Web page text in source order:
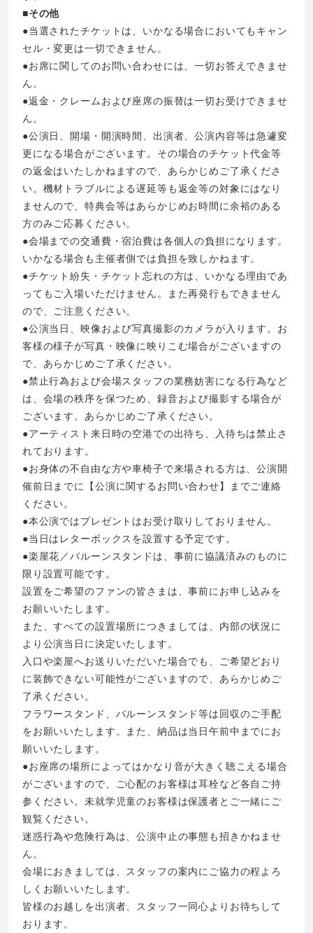
■その他
●当選されたチケットは、いかなる場合においてもキャン
セル・変更は一切できません。
●お席に関してのお問い合わせには、一切お答えできませ
ん。
●返金・クレームおよび座席の振替は一切お受けできませ
ん。
●公演日、開場・開演時間、出演者、公演内容等は急遽変
更になる場合がございます。その場合のチケット代金等
の返金はいたしかねますので、あらかじめご了承くださ
い。機材トラブルによる遅延等も返金等の対象にはなり
ませんので、特典会等はあらかじめお時間に余裕のある
方のみご応募ください。
●会場までの交通費・宿泊費は各個人の負担になります。
いかなる場合も主催者側では負担を致しかねます。
●チケット紛失・チケット忘れの方は、いかなる理由であ
ってもご入場いただけません。また再発行もできません
ので、ご注意ください。
●公演当日、映像および写真撮影のカメラが入ります。お
客様の様子が写真・映像に映りこむ場合がございますの
で、あらかじめご了承ください。
●禁止行為および会場スタッフの業務妨害になる行為など
は、会場の秩序を保つため、録音および撮影する場合が
ございます。あらかじめご了承ください。
●アーティスト来日時の空港での出待ち、入待ちは禁止さ
れております。
●お身体の不自由な方や車椅子で来場される方は、公演開
催前日までに【公演に関するお問い合わせ】までご連絡
ください。
●本公演ではプレゼントはお受け取りしておりません。
●当日はレターボックスを設置する予定です。
●楽屋花／バルーンスタンドは、事前に協議済みのものに
限り設置可能です。
設置をご希望のファンの皆さまは、事前にお申し込みを
お願いいたします。
また、すべての設置場所につきましては、内部の状況に
より公演当日に決定いたします。
入口や楽屋へお送りいただいた場合でも、ご希望どおり
に装飾できない可能性がございますので、あらかじめご
了承ください。
フラワースタンド、バルーンスタンド等は回収のご手配
をお願いいたします。また、納品は当日午前中までにお
願いいたします。
●お座席の場所によってはかなり音が大きく聴こえる場合
がございますので、ご心配のお客様は耳栓など各自ご持
参ください。未就学児童のお客様は保護者とご一緒にご
観覧ください。
迷惑行為や危険行為は、公演中止の事態も招きかねませ
ん。
会場におきましては、スタッフの案内にご協力の程よろ
しくお願いいたします。
皆様のお越しを出演者、スタッフ一同心よりお待ちして
おります。